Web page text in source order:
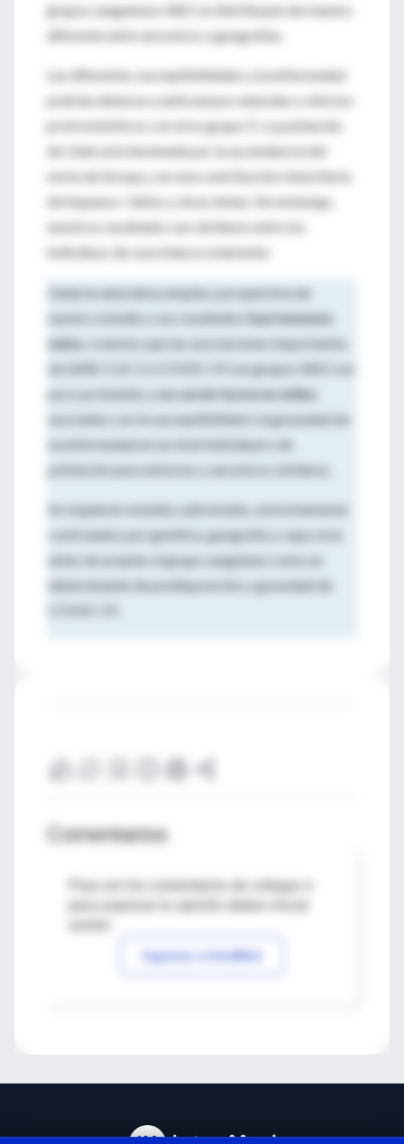
grupos sanguíneos ABO se distribuyen de manera
diferente entre ancestros y geografías.
Las diferentes susceptibilidades a la enfermedad
podrían deberse a anticuerpos naturales o efectos
protrombóticos con el no grupo O. La población
de Utah está dominada por la ascendencia del
norte de Europa, con una contribución minoritaria
de hispanos / latinx y otras etnias. Sin embargo,
nuestros resultados son similares entre los
individuos de raza blanca solamente.
Dada la naturaleza amplia y prospectiva de
nuestro estudio y sus resultados
fuertemente
nulos
, creemos que las asociaciones importantes
de SARS-CoV-2 y COVID-19 con grupos ABO son
poco probables yno serán factores útiles
asociados con la susceptibilidad o la gravedad de
la enfermedad en un nivel individual o de
población para entornos y ancestros similares.
Se requieren estudios adicionales, estrechamente
controlados por genética, geografía y cepa viral,
antes de aceptar el grupo sanguíneo como un
determinante de predisposición o gravedad de
Comentarios
Para ver los comentarios de colegas o
Ingresar a IntraMed